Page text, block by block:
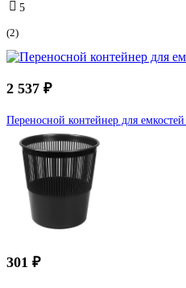
5
(2)
2 537 ₽
Переносной контейнер для
301 ₽